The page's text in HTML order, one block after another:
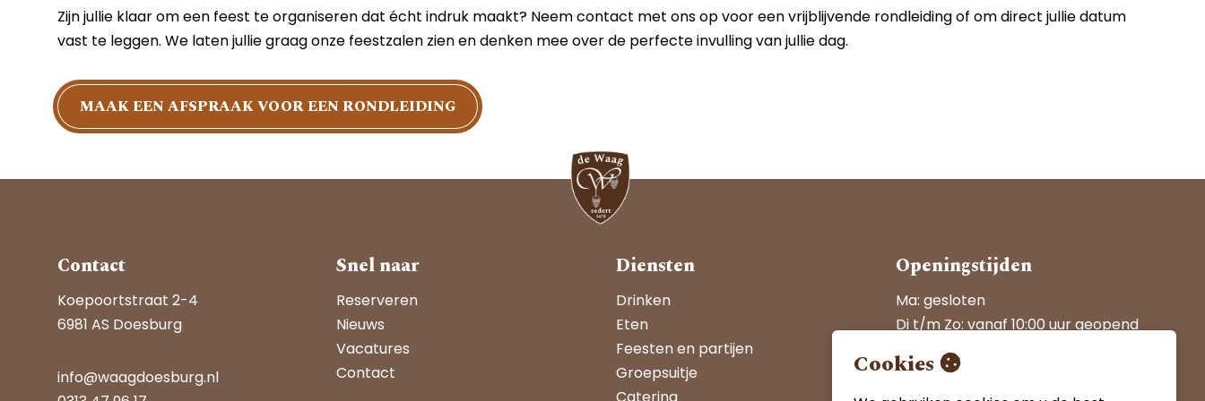
Zijn jullie klaar om een feest te organiseren dat écht indruk maakt? Neem contact met ons op voor een vrijblijvende rondleiding of om direct jullie datum
vast te leggen. We laten jullie graag onze feestzalen zien en denken mee over de perfecte invulling van jullie dag.
MAAK EEN AFSPRAAK VOOR EEN RONDLEIDING
Contact
Koepoortstraat 2-4
6981 AS Doesburg
info@waagdoesburg.nl
Snel naar
Reserveren
Nieuws
Vacatures
Contact
Diensten
Drinken
Eten
Feesten en partijen
Groepsuitje
Catering
Openingstijden
Ma: gesloten
Di t/m Zo: vanaf 10:00 uur geopend
1e en 2e kerstdag gesloten
Cookies